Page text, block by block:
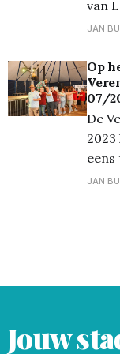
van
én
–
JAN
Op
07/
De
eens terug...
we
JAN
Jouw